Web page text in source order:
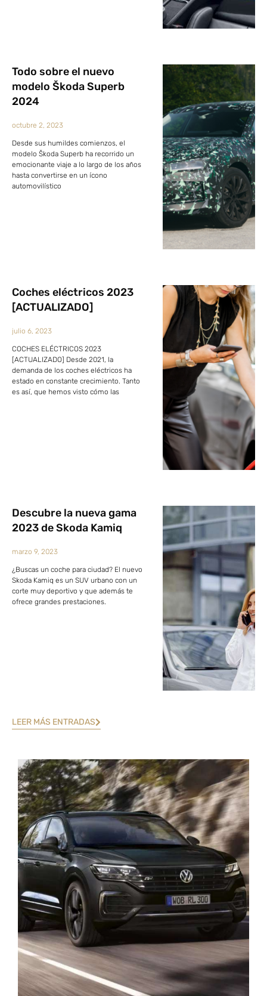
Todo sobre el nuevo
modelo Škoda Superb
2024
octubre 2, 2023
Desde sus humildes comienzos, el
modelo Škoda Superb ha recorrido un
emocionante viaje a lo largo de los años
hasta convertirse en un ícono
automovilístico
Coches eléctricos 2023
[ACTUALIZADO]
julio 6, 2023
COCHES ELÉCTRICOS 2023
[ACTUALIZADO] Desde 2021, la
demanda de los coches eléctricos ha
estado en constante crecimiento. Tanto
es así, que hemos visto cómo las
Descubre la nueva gama
2023 de Skoda Kamiq
marzo 9, 2023
¿Buscas un coche para ciudad? El nuevo
Skoda Kamiq es un SUV urbano con un
corte muy deportivo y que además te
ofrece grandes prestaciones.
LEER MÁS ENTRADAS